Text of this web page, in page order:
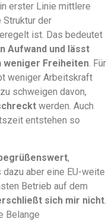
erster Linie mittlere
Struktur der
ist. Das bedeutet
Aufwand und lässt
Freiheiten. Für
weniger Arbeitskraft
schweigen davon,
werden. Auch
entstehen so
,
aber eine EU-weite
Betrieb auf dem
sich mir nicht
Belange